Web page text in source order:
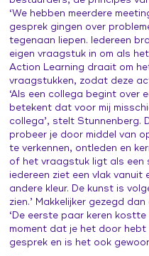
‘We hebben meerdere
gesprek gingen over
tegenaan liepen. Iedereen
eigen vraagstuk in om als
Action Learning draait om
vraagstukken, zodat deze
‘Als een collega begint over
betekent dat voor mij
collega’, stelt Stunnenberg.
probeer je door middel van
te verkennen, ontleden en
of het vraagstuk ligt als een
iedereen ziet een vlak vanuit
andere kleur. De kunst is
zien.’ Makkelijker gezegd
‘De eerste paar keren
moment dat je het door hebt
gesprek en is het ook